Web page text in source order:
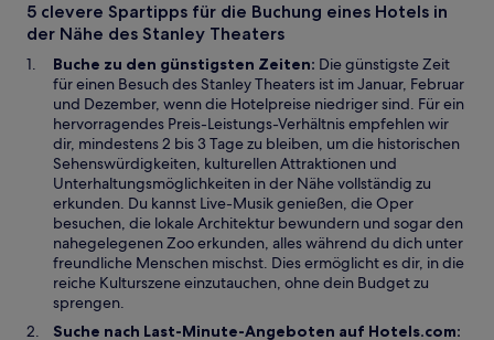
g
e
ö
f
f
n
e
t
e
s
t
e
r
g
e
ö
f
f
n
e
t
e
m
e
u
e
n
F
e
n
s
t
e
r
g
e
ö
5 clevere Spartipps für die Buchung eines Hotels in
der Nähe des Stanley Theaters
Buche zu den günstigsten Zeiten: Die günstigste Zeit
für einen Besuch des Stanley Theaters ist im Januar, Februar
und Dezember, wenn die Hotelpreise niedriger sind. Für ein
hervorragendes Preis-Leistungs-Verhältnis empfehlen wir
dir, mindestens 2 bis 3 Tage zu bleiben, um die historischen
Sehenswürdigkeiten, kulturellen Attraktionen und
Unterhaltungsmöglichkeiten in der Nähe vollständig zu
erkunden. Du kannst Live-Musik genießen, die Oper
besuchen, die lokale Architektur bewundern und sogar den
nahegelegenen Zoo erkunden, alles während du dich unter
freundliche Menschen mischst. Dies ermöglicht es dir, in die
reiche Kulturszene einzutauchen, ohne dein Budget zu
sprengen.
Suche nach Last-Minute-Angeboten auf Hotels.com: